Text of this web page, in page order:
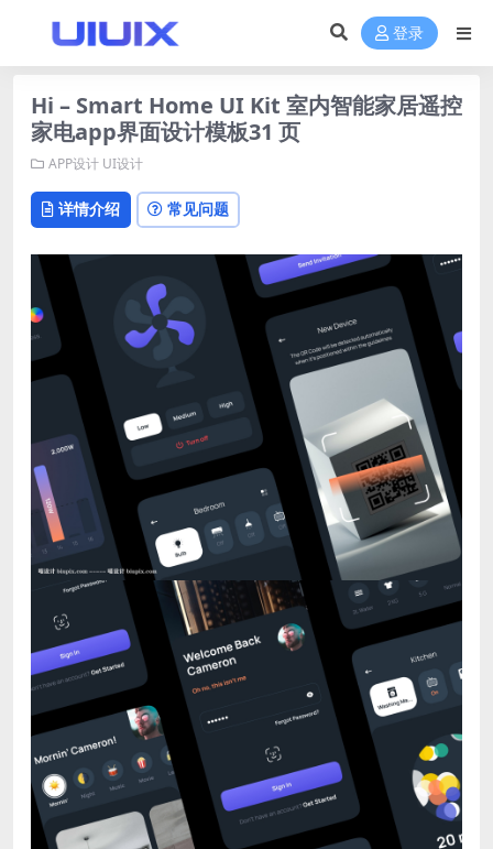
登录
Hi – Smart Home UI Kit 室内智能家居遥控
家电app界面设计模板31 页
APP设计 UI设计
详情介绍 常见问题